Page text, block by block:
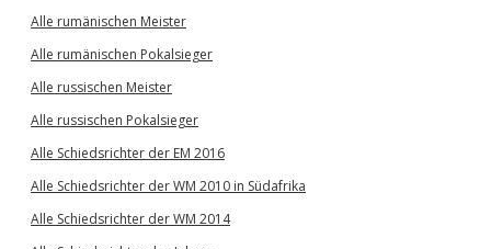
Alle rumänischen Meister
Alle rumänischen Pokalsieger
Alle russischen Meister
Alle russischen Pokalsieger
Alle Schiedsrichter der EM 2016
Alle Schiedsrichter der WM 2010 in Südafrika
Alle Schiedsrichter der WM 2014